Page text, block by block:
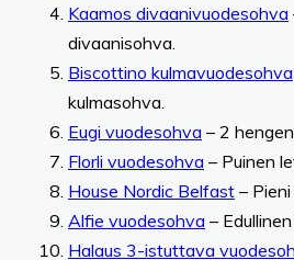
Kaamos divaanivuodesohva
divaanisohva.
Biscottino kulmavuodesohva
kulmasohva.
Eugi vuodesohva – 2
Florli vuodesohva – Puinen
House Nordic Belfast –
Alfie vuodesohva –
Halaus 3-istuttava